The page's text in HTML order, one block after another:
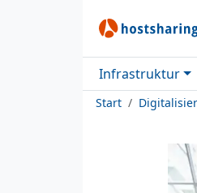
Infrastruktur
Start